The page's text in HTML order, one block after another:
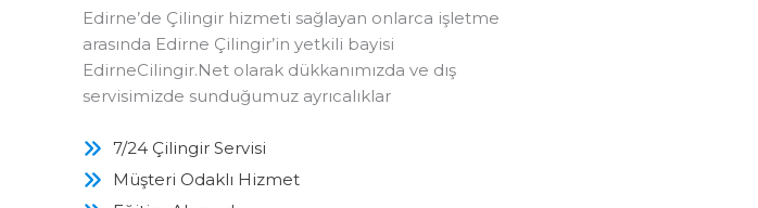
Edirne’de Çilingir hizmeti sağlayan onlarca işletme
arasında Edirne Çilingir’in yetkili bayisi
EdirneCilingir.Net olarak dükkanımızda ve dış
servisimizde sunduğumuz ayrıcalıklar
7/24 Çilingir Servisi
Müşteri Odaklı Hizmet